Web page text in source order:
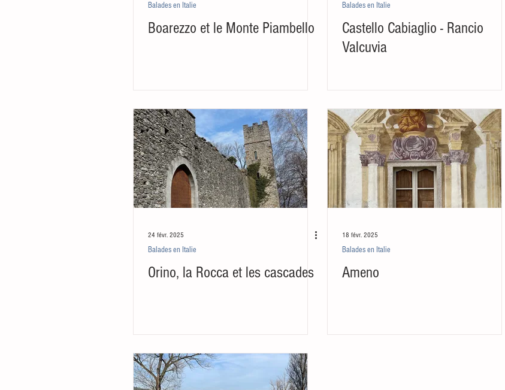
Balades en Italie
Boarezzo et le Monte Piambello
Balades en Italie
Castello Cabiaglio - Rancio
Valcuvia
24 févr. 2025
Balades en Italie
Orino, la Rocca et les cascades
18 févr. 2025
Balades en Italie
Ameno